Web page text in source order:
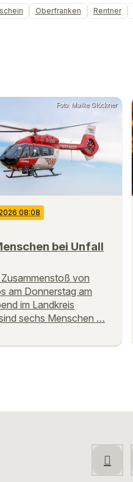
Oberfranken Rentner
Foto: Maike Glöckner
08:08
bei Unfall
Zusammenstoß von
am Donnerstag am
im Landkreis
sechs Menschen …